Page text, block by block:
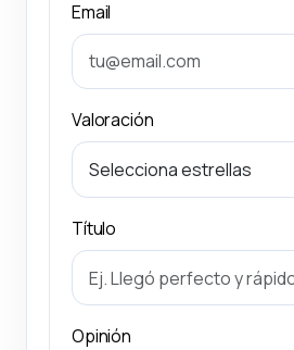
Email
Valoración
Título
Opinión